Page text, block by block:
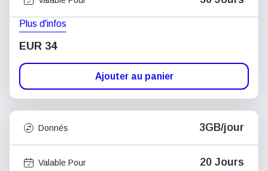
Plus d'infos
EUR 34
Ajouter au panier
Donnés 3GB/jour
Valable Pour 20 Jours